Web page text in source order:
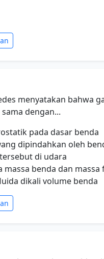
menyatakan bahwa
dengan...
pada dasar benda
dipindahkan oleh
di udara
massa benda dan massa
dikali volume benda